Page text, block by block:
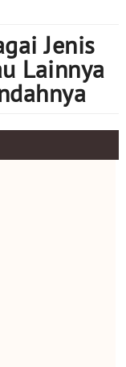
Jenis
Lainnya